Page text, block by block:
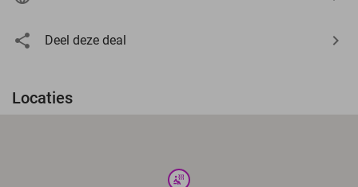
Deel deze deal
Locaties
wellness